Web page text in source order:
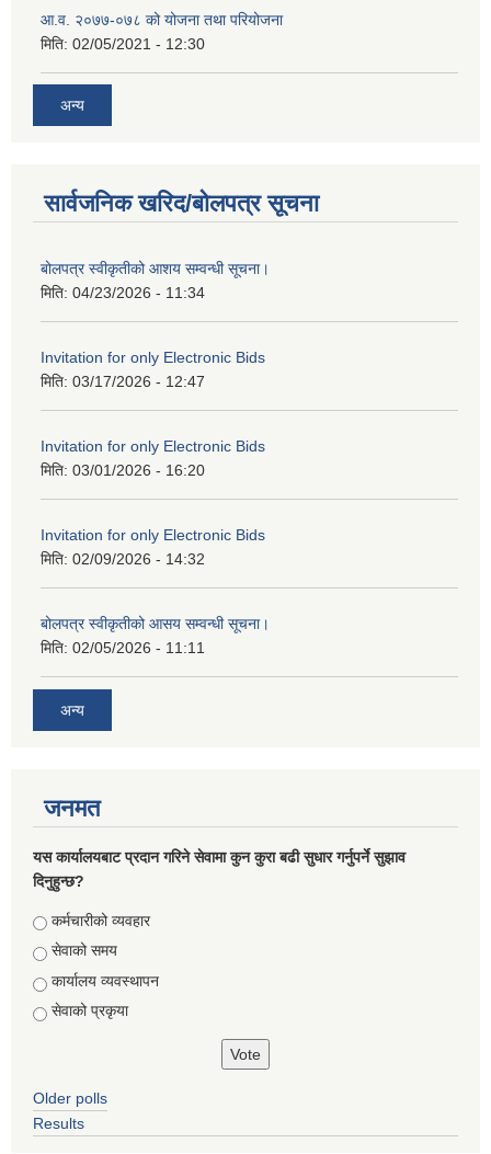
आ.व. २०७७-०७८ को योजना तथा परियोजना
मिति: 02/05/2021 - 12:30
अन्य
सार्वजनिक खरिद/बोलपत्र सूचना
बोलपत्र स्वीकृतीको आशय सम्वन्धी सूचना।
मिति: 04/23/2026 - 11:34
Invitation for only Electronic Bids
मिति: 03/17/2026 - 12:47
Invitation for only Electronic Bids
मिति: 03/01/2026 - 16:20
Invitation for only Electronic Bids
मिति: 02/09/2026 - 14:32
बोलपत्र स्वीकृतीको आसय सम्वन्धी सूचना।
मिति: 02/05/2026 - 11:11
अन्य
जनमत
यस कार्यालयबाट प्रदान गरिने सेवामा कुन कुरा बढी सुधार गर्नुपर्ने सुझाव
दिनुहुन्छ?
Choices
कर्मचारीको व्यवहार
सेवाको समय
कार्यालय व्यवस्थापन
सेवाको प्रकृया
Older polls
Results